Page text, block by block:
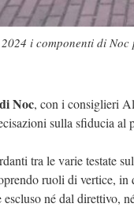
i componenti di
Noc, con i consiglieri
sulla sfiducia al
tra le varie testate
ruoli di vertice, in
escluso né dal direttivo,